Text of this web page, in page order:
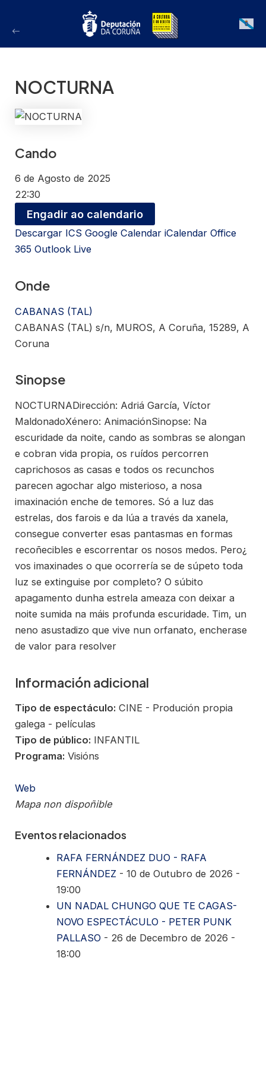
Galician
NOCTURNA
Cando
6 de Agosto de 2025
22:30
Engadir ao calendario
Descargar ICS Google Calendar iCalendar Office
365 Outlook Live
Onde
CABANAS (TAL)
CABANAS (TAL) s/n, MUROS, A Coruña, 15289, A
Coruna
Sinopse
NOCTURNADirección: Adriá García, Víctor
MaldonadoXénero: AnimaciónSinopse: Na
escuridade da noite, cando as sombras se alongan
e cobran vida propia, os ruídos percorren
caprichosos as casas e todos os recunchos
parecen agochar algo misterioso, a nosa
imaxinación enche de temores. Só a luz das
estrelas, dos farois e da lúa a través da xanela,
consegue converter esas pantasmas en formas
recoñecibles e escorrentar os nosos medos. Pero¿
vos imaxinades o que ocorrería se de súpeto toda
luz se extinguise por completo? O súbito
apagamento dunha estrela ameaza con deixar a
noite sumida na máis profunda escuridade. Tim, un
neno asustadizo que vive nun orfanato, encherase
de valor para resolver
Información adicional
Tipo de espectáculo: CINE - Produción propia
galega - películas
Tipo de público: INFANTIL
Programa: Visións
Web
Mapa non dispoñible
Eventos relacionados
RAFA FERNÁNDEZ DUO - RAFA
FERNÁNDEZ - 10 de Outubro de 2026 -
19:00
UN NADAL CHUNGO QUE TE CAGAS-
NOVO ESPECTÁCULO - PETER PUNK
PALLASO - 26 de Decembro de 2026 -
18:00